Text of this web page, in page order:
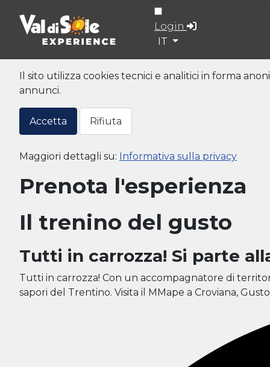
Login
Seleziona la tua lingua
IT
Il sito utilizza cookies tecnici e analitici in forma
annunci.
Accetta Rifiuta
Maggiori dettagli su: Informativa sulla privacy
Prenota l'esperienza
Il trenino del gusto
Tutti in carrozza! Si parte
Tutti in carrozza! Con un accompagnatore di
sapori del Trentino. Visita il MMape a Croviana,